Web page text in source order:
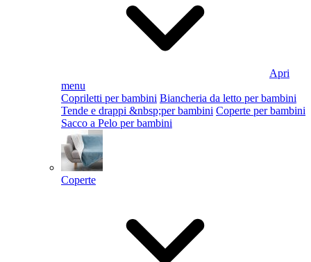
Apri
menu
Copriletti per bambini Biancheria da letto per bambini
Tende e drappi &nbsp;per bambini Coperte per bambini
Sacco a Pelo per bambini
Coperte